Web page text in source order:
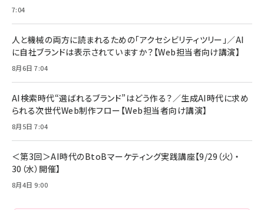
7:04
人と機械の両方に読まれるための「アクセシビリティツリー」／AI
に自社ブランドは表示されていますか？【Web担当者向け講演】
8月6日 7:04
AI検索時代“選ばれるブランド”はどう作る？／生成AI時代に求め
られる次世代Web制作フロー【Web担当者向け講演】
8月5日 7:04
＜第3回＞AI時代のBtoBマーケティング実践講座【9/29（火）・
30（水）開催】
8月4日 9:00